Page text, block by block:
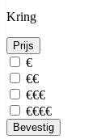
Kring
Prijs
€
€€
€€€
€€€€
Bevestig